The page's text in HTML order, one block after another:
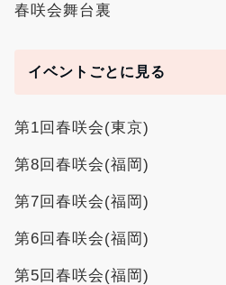
春咲会舞台裏
イベントごとに見る
第1回春咲会(東京)
第8回春咲会(福岡)
第7回春咲会(福岡)
第6回春咲会(福岡)
第5回春咲会(福岡)